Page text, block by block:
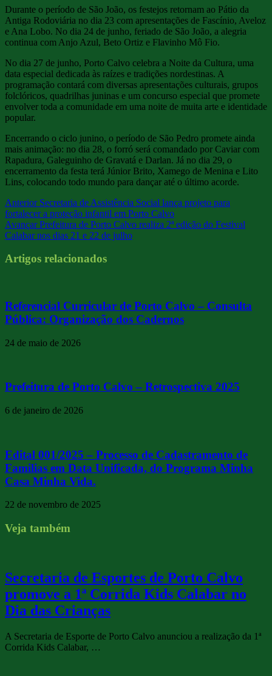
Durante o período de São João, os festejos retornam ao Pátio da
Antiga Rodoviária no dia 23 com apresentações de Fascínio, Aveloz
e Ana Lobo. No dia 24 de junho, feriado de São João, a alegria
continua com Anjo Azul, Beto Ortiz e Flavinho Mô Fio.
No dia 27 de junho, Porto Calvo celebra a Noite da Cultura, uma
data especial dedicada às raízes e tradições nordestinas. A
programação contará com diversas apresentações culturais, grupos
folclóricos, quadrilhas juninas e um concurso especial que promete
envolver toda a comunidade em uma noite de muita arte e identidade
popular.
Encerrando o ciclo junino, o período de São Pedro promete ainda
mais animação: no dia 28, o forró será comandado por Caviar com
Rapadura, Galeguinho de Gravatá e Darlan. Já no dia 29, o
encerramento da festa terá Júnior Brito, Xamego de Menina e Lito
Lins, colocando todo mundo para dançar até o último acorde.
AnteriorSecretaria de Assistência Social lança projeto para
fortalecer a proteção infantil em Porto Calvo
AvançarPrefeitura de Porto Calvo realiza 2ª edição do Festival
Calabar nos dias 21 e 22 de julho
Artigos relacionados
Referencial Curricular de Porto Calvo – Consulta
Pública: Organização dos Cadernos
24 de maio de 2026
Prefeitura de Porto Calvo – Retrospectiva 2025
6 de janeiro de 2026
Edital 001/2025 – Processo de Cadastramento de
Familias em Data Unificada, do Programa Minha
Casa Minha Vida.
22 de novembro de 2025
Veja também
Secretaria de Esportes de Porto Calvo
promove a 1ª Corrida Kids Calabar no
Dia das Crianças
A Secretaria de Esporte de Porto Calvo anunciou a realização da 1ª
Corrida Kids Calabar, …